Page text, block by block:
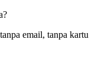
email, tanpa kartu